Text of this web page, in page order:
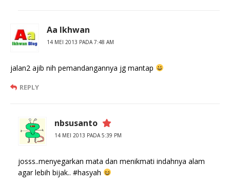
Aa Ikhwan
14 MEI 2013 PADA 7:48 AM
jalan2 ajib nih pemandangannya jg mantap
REPLY
nbsusanto
14 MEI 2013 PADA 5:39 PM
josss..menyegarkan mata dan menikmati indahnya alam
agar lebih bijak.. #hasyah